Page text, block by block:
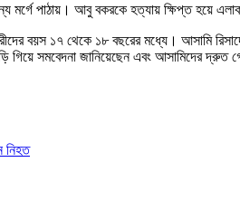
মর্গে পাঠায়। আবু বকরকে হত্যায় ক্ষিপ্ত হয়ে
বয়স ১৭ থেকে ১৮ বছরের মধ্যে। আসামি
গিয়ে সমবেদনা জানিয়েছেন এবং আসামিদের দ্রুত
নিহত